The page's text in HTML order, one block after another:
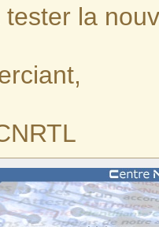
tester la